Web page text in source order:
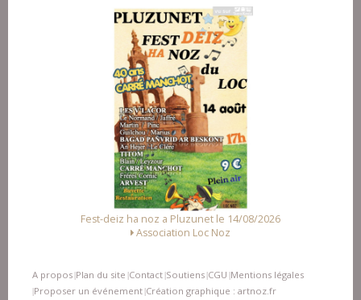
a Pluzunet le 14/08/2026
Fest Noz a Arzal le 15/
A propos Plan du site Contact Soutiens CGU Mentions légales
Proposer un événement Création graphique : artnoz.fr